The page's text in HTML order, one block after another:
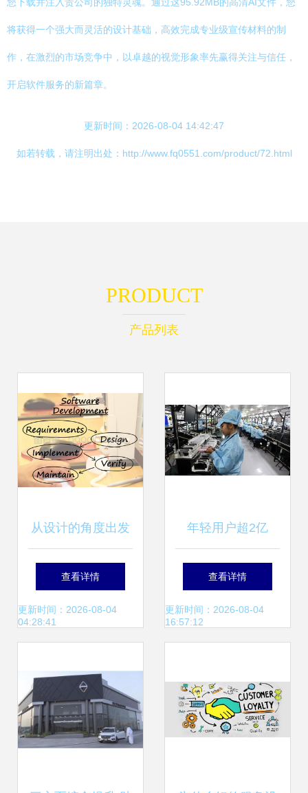
将获得一个强大而灵活的设计基础，高效完成专业级宣传材料的制
作，在激烈的市场竞争中，以卓越的视觉形象率先赢得关注与信任，
开启软件服务的新篇章。
更新时间：2026-08-04 14:42:47
如若转载，请注明出处：http://www.fq0551.com/product/72.html
PRODUCT
产品列表
从设计的角度出发
软件开发过程中显
示设计与服务实现
查看详情
更新时间：2026-08-04
04:28:41
年轻用户超2亿
OPPO R11再创销
量奇迹 软件开发与
合
查看详情
更新时间：2026-08-04
16:57:12